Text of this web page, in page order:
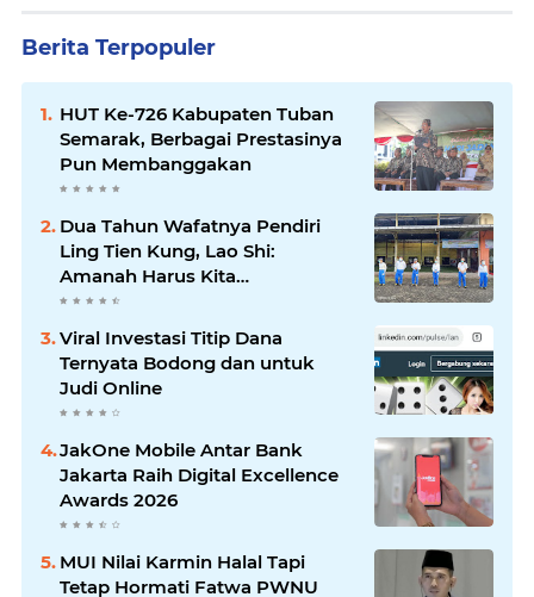
Berita Terpopuler
HUT Ke-726 Kabupaten Tuban
Semarak, Berbagai Prestasinya
Pun Membanggakan
Dua Tahun Wafatnya Pendiri
Ling Tien Kung, Lao Shi:
Amanah Harus Kita
Laksanakan!
Viral Investasi Titip Dana
Ternyata Bodong dan untuk
Judi Online
JakOne Mobile Antar Bank
Jakarta Raih Digital Excellence
Awards 2026
MUI Nilai Karmin Halal Tapi
Tetap Hormati Fatwa PWNU